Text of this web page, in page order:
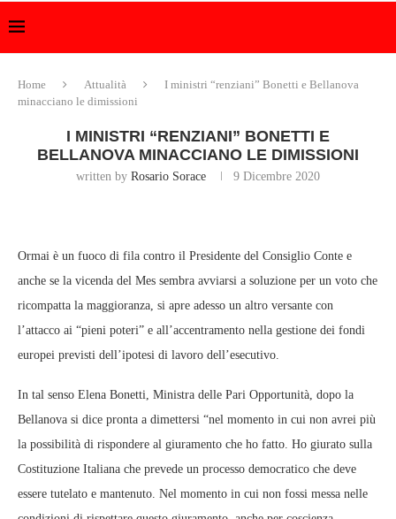
Home Attualità
I ministri “renziani” Bonetti e Bellanova
minacciano le dimissioni
I MINISTRI “RENZIANI” BONETTI E
BELLANOVA MINACCIANO LE DIMISSIONI
written by Rosario Sorace 9 Dicembre 2020
Ormai è un fuoco di fila contro il Presidente del Consiglio Conte e
anche se la vicenda del Mes sembra avviarsi a soluzione per un voto che
ricompatta la maggioranza, si apre adesso un altro versante con
l’attacco ai “pieni poteri” e all’accentramento nella gestione dei fondi
europei previsti dell’ipotesi di lavoro dell’esecutivo.
In tal senso Elena Bonetti, Ministra delle Pari Opportunità, dopo la
Bellanova si dice pronta a dimettersi “nel momento in cui non avrei più
la possibilità di rispondere al giuramento che ho fatto. Ho giurato sulla
Costituzione Italiana che prevede un processo democratico che deve
essere tutelato e mantenuto. Nel momento in cui non fossi messa nelle